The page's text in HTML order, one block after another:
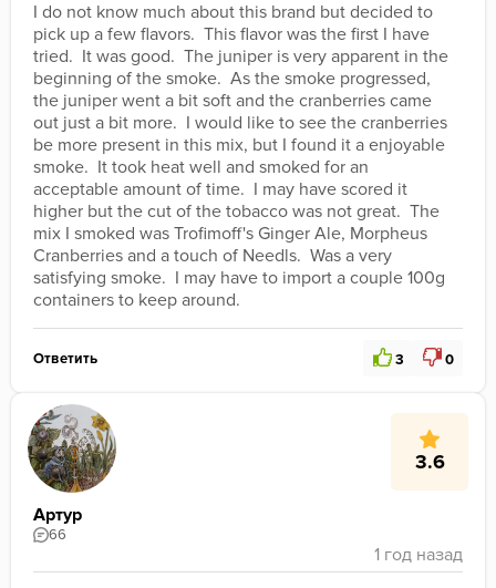
I do not know much about this brand but decided to
pick up a few flavors.  This flavor was the first I have
tried.  It was good.  The juniper is very apparent in the
beginning of the smoke.  As the smoke progressed,
the juniper went a bit soft and the cranberries came
out just a bit more.  I would like to see the cranberries
be more present in this mix, but I found it a enjoyable
smoke.  It took heat well and smoked for an
acceptable amount of time.  I may have scored it
higher but the cut of the tobacco was not great.  The
mix I smoked was Trofimoff's Ginger Ale, Morpheus
Cranberries and a touch of Needls.  Was a very
satisfying smoke.  I may have to import a couple 100g
containers to keep around.
Ответить 3 0
3.6
Артур
66